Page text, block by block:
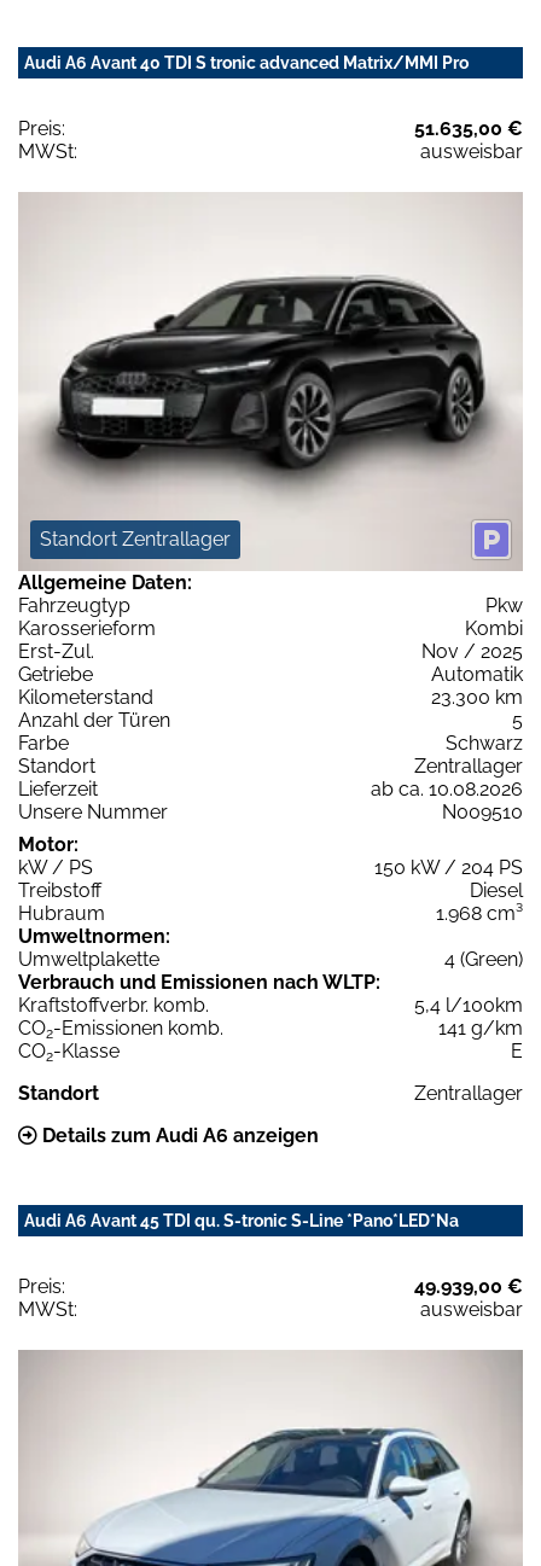
Audi A6 Avant 40 TDI S tronic advanced Matrix/MMI Pro
Preis:
51.635,00 €
MWSt:
ausweisbar
Standort Zentrallager
Allgemeine Daten:
Fahrzeugtyp
Pkw
Karosserieform
Kombi
Erst-Zul.
Nov / 2025
Getriebe
Automatik
Kilometerstand
23.300 km
Anzahl der Türen
5
Farbe
Schwarz
Standort
Zentrallager
Lieferzeit
ab ca. 10.08.2026
Unsere Nummer
N009510
Motor:
kW / PS
150 kW / 204 PS
Treibstoff
Diesel
Hubraum
1.968 cm³
Umweltnormen:
Umweltplakette
4 (Green)
Verbrauch und Emissionen nach WLTP:
Kraftstoffverbr. komb.
5,4 l/100km
CO2-Emissionen komb.
141 g/km
CO2-Klasse
E
Standort
Zentrallager
Details zum Audi A6 anzeigen
Audi A6 Avant 45 TDI qu. S-tronic S-Line *Pano*LED*Na
Preis:
49.939,00 €
MWSt:
ausweisbar